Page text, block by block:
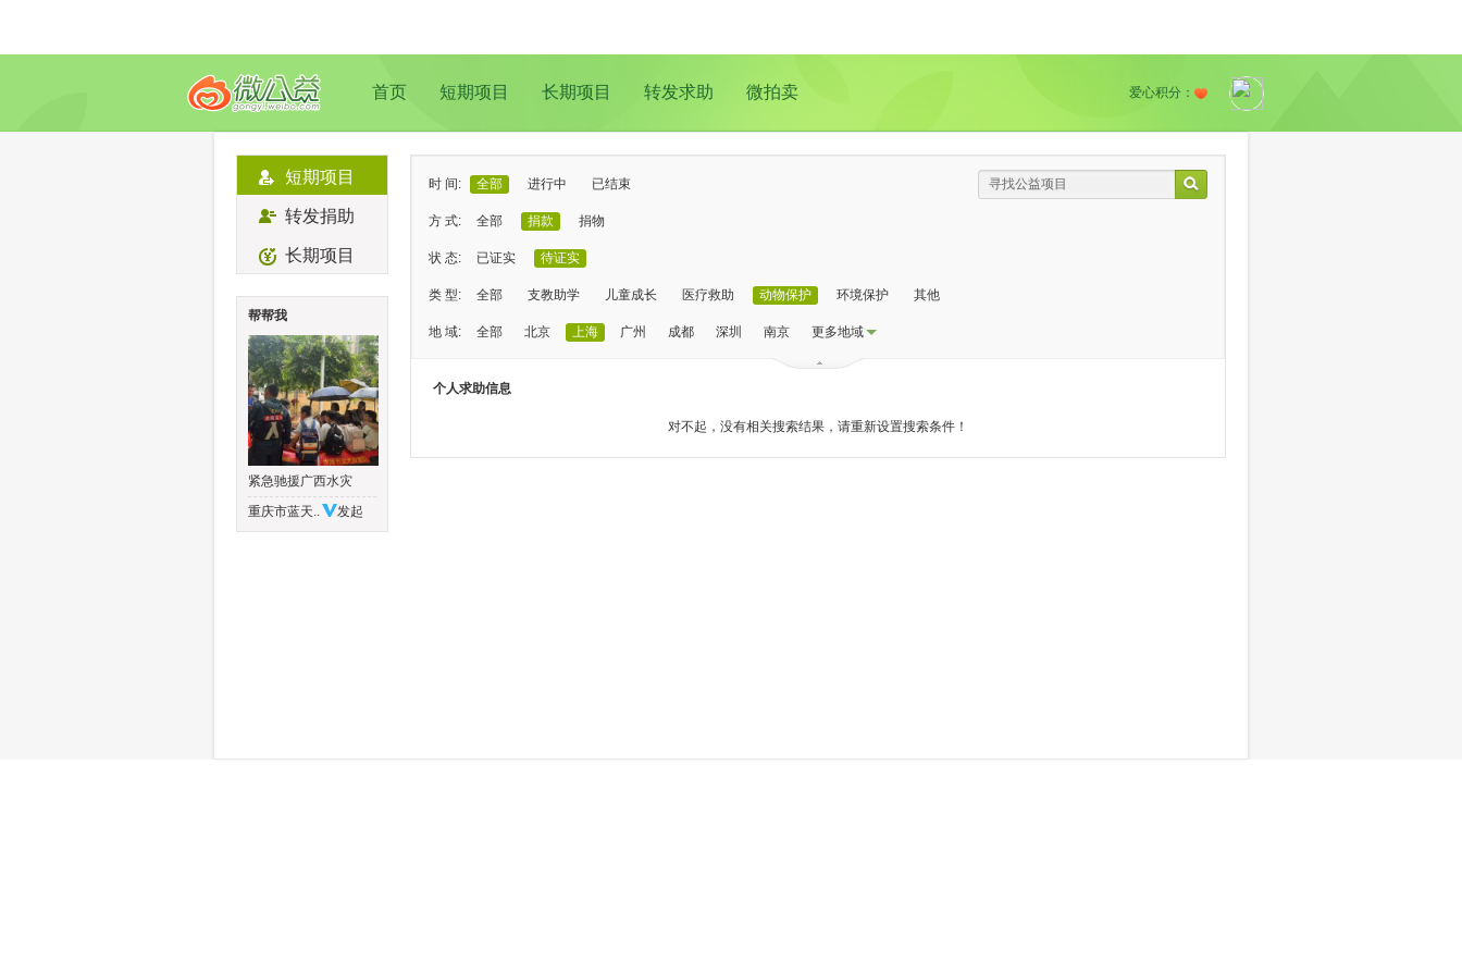
首页 短期项目 长期项目 转发求助 微拍卖 爱心积分：
短期项目
转发捐助
长期项目
帮帮我
紧急驰援广西水灾
重庆市蓝天..
发起
时 间: 全部 进行中 已结束
方 式: 全部 捐款 捐物
状 态: 已证实 待证实
类 型: 全部 支教助学 儿童成长 医疗救助 动物保护 环境保护 其他
地 域: 全部 北京 上海 广州 成都 深圳 南京 更多地域
个人求助信息
对不起，没有相关搜索结果，请重新设置搜索条件！